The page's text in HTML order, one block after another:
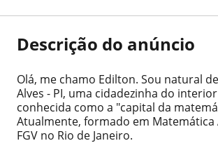
Descrição do anúncio
Olá, me chamo Edilton. Sou natural
Alves - PI, uma cidadezinha do
conhecida como a "capital da
Atualmente, formado em Matemática
FGV no Rio de Janeiro. ‍